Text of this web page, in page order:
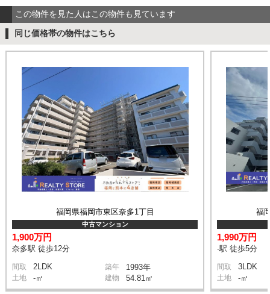
この物件を見た人はこの物件も見ています
同じ価格帯の物件はこちら
福岡県福岡市東区奈多1丁目
中古マンション
1,900万円
奈多駅 徒歩12分
間取 2LDK 築年 1993年
土地 -㎡ 建物 54.81㎡
福
1,990万円
-駅 徒歩5分
間取 3LDK
土地 -㎡